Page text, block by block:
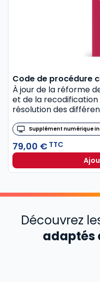
Code de procédure
À jour de la réforme
et de la
résolution des
Supplément numérique
79,00 € TTC
Découvrez
adaptés